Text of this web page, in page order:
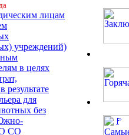
лицам
учреждений)
в целях
результате
для
без
СО